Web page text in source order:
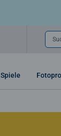
Spiele